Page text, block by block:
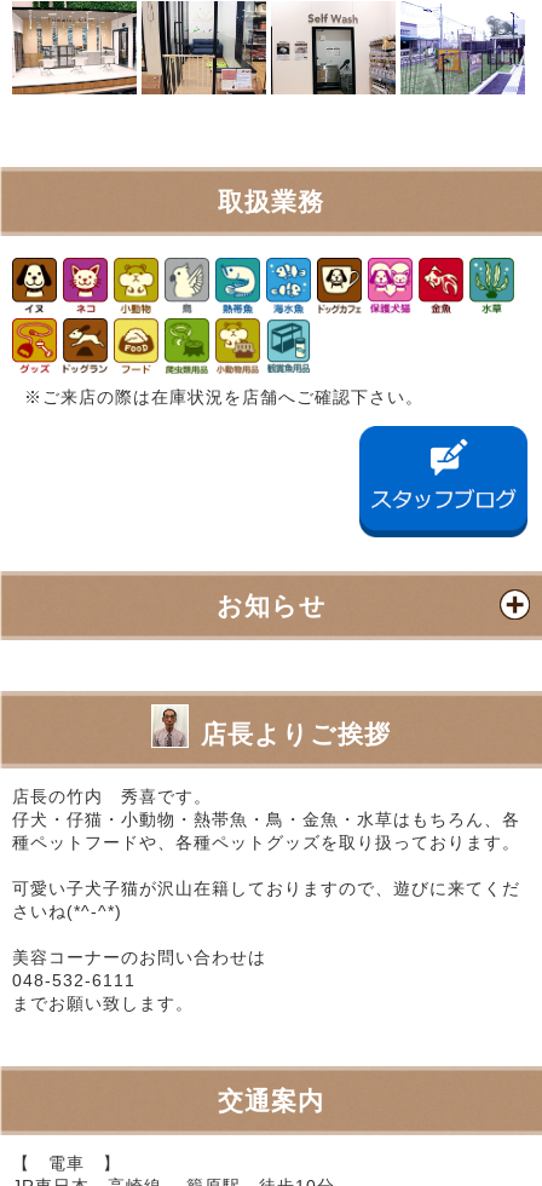
取扱業務
※ご来店の際は在庫状況を店舗へご確認下さい。
お知らせ
店長よりご挨拶
店長の竹内 秀喜です。
仔犬・仔猫・小動物・熱帯魚・鳥・金魚・水草はもちろん、各
種ペットフードや、各種ペットグッズを取り扱っております。
可愛い子犬子猫が沢山在籍しておりますので、遊びに来てくだ
さいね(*^-^*)
美容コーナーのお問い合わせは
048-532-6111
までお願い致します。
交通案内
【 電車 】